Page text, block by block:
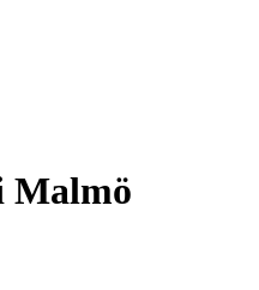
Malmö